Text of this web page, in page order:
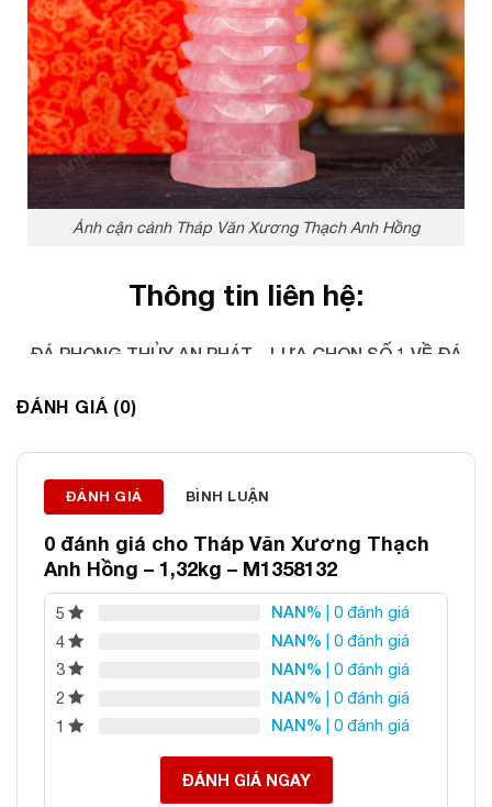
Ảnh cận cảnh Tháp Văn Xương Thạch Anh Hồng
Thông tin liên hệ:
ĐÁ PHONG THỦY AN PHÁT – LỰA CHỌN SỐ 1 VỀ ĐÁ
Địa chỉ: 60/69 Bùi Huy Bích, Hoàng Mai, Hà Nội
ĐÁNH GIÁ (0)
ĐÁNH GIÁ BÌNH LUẬN
0 đánh giá cho Tháp Văn Xương Thạch
Anh Hồng – 1,32kg – M1358132
5 NAN% | 0 đánh giá
4
NAN% | 0 đánh giá
3
NAN% | 0 đánh giá
2
NAN% | 0 đánh giá
1
NAN% | 0 đánh giá
ĐÁNH GIÁ NGAY